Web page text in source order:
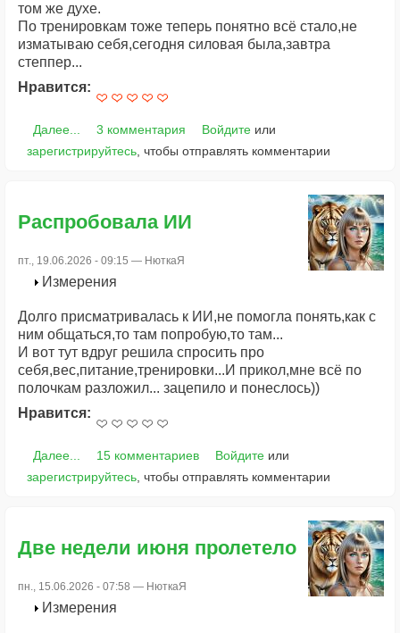
том же духе.
По тренировкам тоже теперь понятно всё стало,не
изматываю себя,сегодня силовая была,завтра
степпер...
Нравится:
Далее... 3 комментария Войдитеили
зарегистрируйтесь , чтобы отправлять комментарии
Распробовала ИИ
пт., 19.06.2026 - 09:15 — НюткаЯ
Измерения
Долго присматривалась к ИИ,не помогла понять,как с
ним общаться,то там попробую,то там...
И вот тут вдруг решила спросить про
себя,вес,питание,тренировки...И прикол,мне всё по
полочкам разложил... зацепило и понеслось))
Нравится:
Далее... 15 комментариев Войдитеили
зарегистрируйтесь , чтобы отправлять комментарии
Две недели июня пролетело
пн., 15.06.2026 - 07:58 — НюткаЯ
Измерения